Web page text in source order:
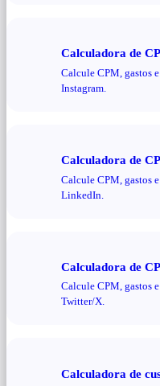
Calculadora de
Calcule CPM, gastos
Instagram.
Calculadora de
Calcule CPM, gastos
LinkedIn.
Calculadora de
Calcule CPM, gastos
Twitter/X.
Calculadora de